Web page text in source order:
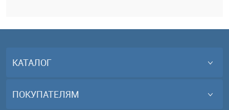
КАТАЛОГ
ПОКУПАТЕЛЯМ